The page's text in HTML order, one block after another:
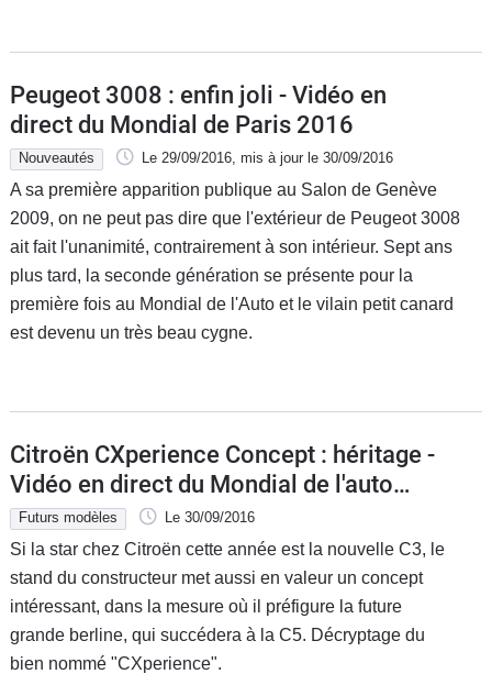
Peugeot 3008 : enfin joli - Vidéo en
direct du Mondial de Paris 2016
Nouveautés Le 29/09/2016, mis à jour le 30/09/2016
A sa première apparition publique au Salon de Genève
2009, on ne peut pas dire que l'extérieur de Peugeot 3008
ait fait l'unanimité, contrairement à son intérieur. Sept ans
plus tard, la seconde génération se présente pour la
première fois au Mondial de l'Auto et le vilain petit canard
est devenu un très beau cygne.
Citroën CXperience Concept : héritage -
Vidéo en direct du Mondial de l'auto
2016
Futurs modèles Le 30/09/2016
Si la star chez Citroën cette année est la nouvelle C3, le
stand du constructeur met aussi en valeur un concept
intéressant, dans la mesure où il préfigure la future
grande berline, qui succédera à la C5. Décryptage du
bien nommé "CXperience".